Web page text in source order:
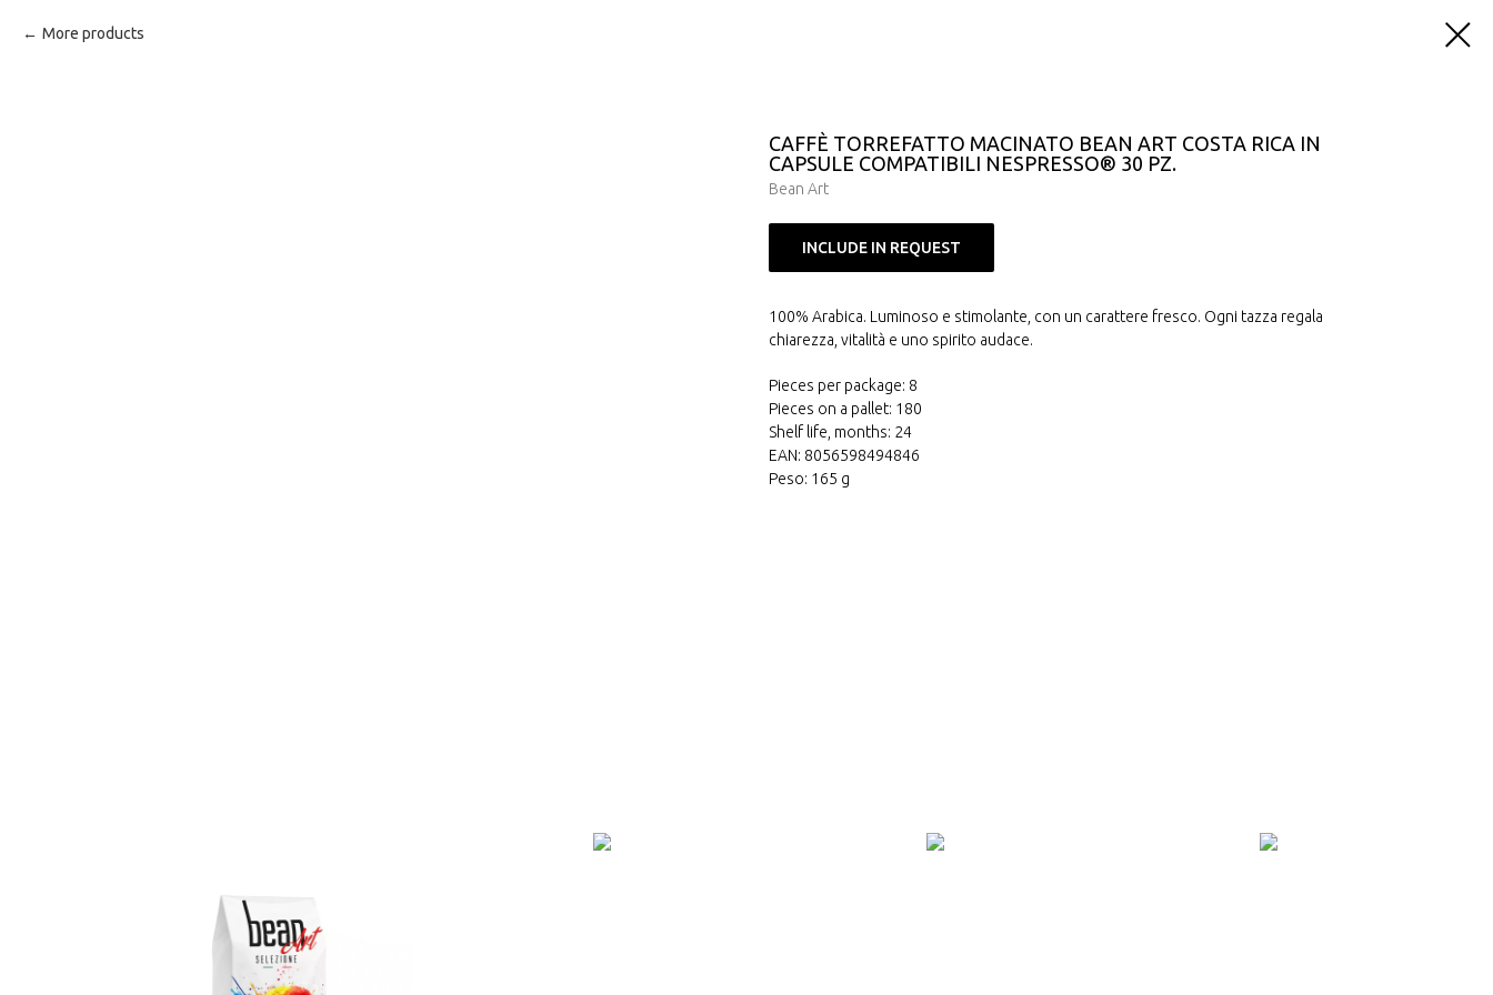
More products
CAFFÈ TORREFATTO MACINATO BEAN ART COSTA RICA IN
CAPSULE COMPATIBILI NESPRESSO® 30 PZ.
Bean Art
INCLUDE IN REQUEST
100% Arabica. Luminoso e stimolante, con un carattere fresco. Ogni tazza regala
chiarezza, vitalità e uno spirito audace.
Pieces per package: 8
Pieces on a pallet: 180
Shelf life, months: 24
EAN: 8056598494846
Peso: 165 g